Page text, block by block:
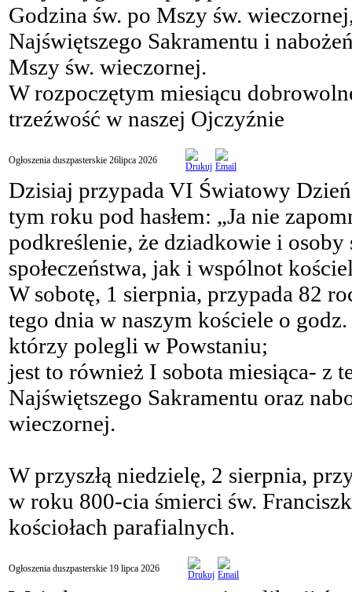
Godzina św. po Mszy św.
Najświętszego Sakramentu i
Mszy św. wieczornej.
W rozpoczętym miesiącu
trzeźwość w naszej Ojczyźnie
Ogłoszenia duszpasterskie 26lipca 2026
Dzisiaj przypada VI Światowy
tym roku pod hasłem: „Ja nie
podkreślenie, że dziadkowie i osoby
społeczeństwa, jak i wspólnot
W sobotę, 1 sierpnia, przypada 82
tego dnia w naszym kościele o
którzy polegli w Powstaniu;
jest to również I sobota miesiąca- z
Najświętszego Sakramentu oraz
wieczornej.
W przyszłą niedzielę, 2 sierpnia,
w roku 800-cia śmierci św.
kościołach parafialnych.
Ogłoszenia duszpasterskie 19 lipca 2026